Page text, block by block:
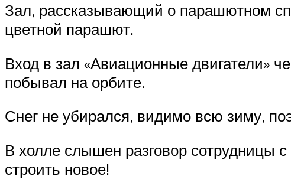
Зал, рассказывающий о парашютном
цветной парашют.
Вход в зал «Авиационные двигатели»
побывал на орбите.
Снег не убирался, видимо всю зиму,
В холле слышен разговор сотрудницы
строить новое!